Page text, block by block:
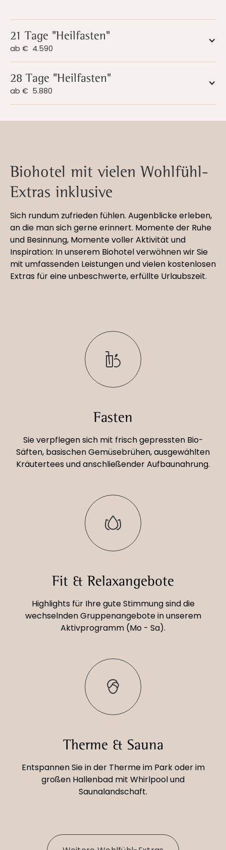
21 Tage "Heilfasten"
ab € 4.590
28 Tage "Heilfasten"
ab € 5.880
Biohotel mit vielen Wohlfühl-
Extras inklusive
Sich rundum zufrieden fühlen. Augenblicke erleben,
an die man sich gerne erinnert. Momente der Ruhe
und Besinnung, Momente voller Aktivität und
Inspiration: In unserem Biohotel verwöhnen wir Sie
mit umfassenden Leistungen und vielen kostenlosen
Extras für eine unbeschwerte, erfüllte Urlaubszeit.
Fasten
Sie verpflegen sich mit frisch gepressten Bio-
Säften, basischen Gemüsebrühen, ausgewählten
Kräutertees und anschließender Aufbaunahrung.
Fit & Relaxangebote
Highlights für Ihre gute Stimmung sind die
wechselnden Gruppenangebote in unserem
Aktivprogramm (Mo - Sa).
Therme & Sauna
Entspannen Sie in der Therme im Park oder im
großen Hallenbad mit Whirlpool und
Saunalandschaft.